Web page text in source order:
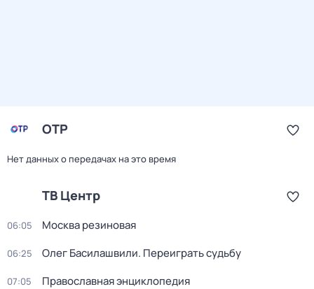
ОТР
Нет данных о передачах на это время
ТВ Центр
06:05 Москва резиновая
06:25 Олег Басилашвили. Переиграть судьбу
07:05 Православная энциклопедия